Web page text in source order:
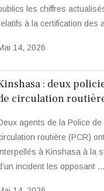
les chiffres
à la certification des
14, 2026
: deux
circulation
avec un
agents de la Police de
routière (PCR)
à Kinshasa à la
incident les opposant ...